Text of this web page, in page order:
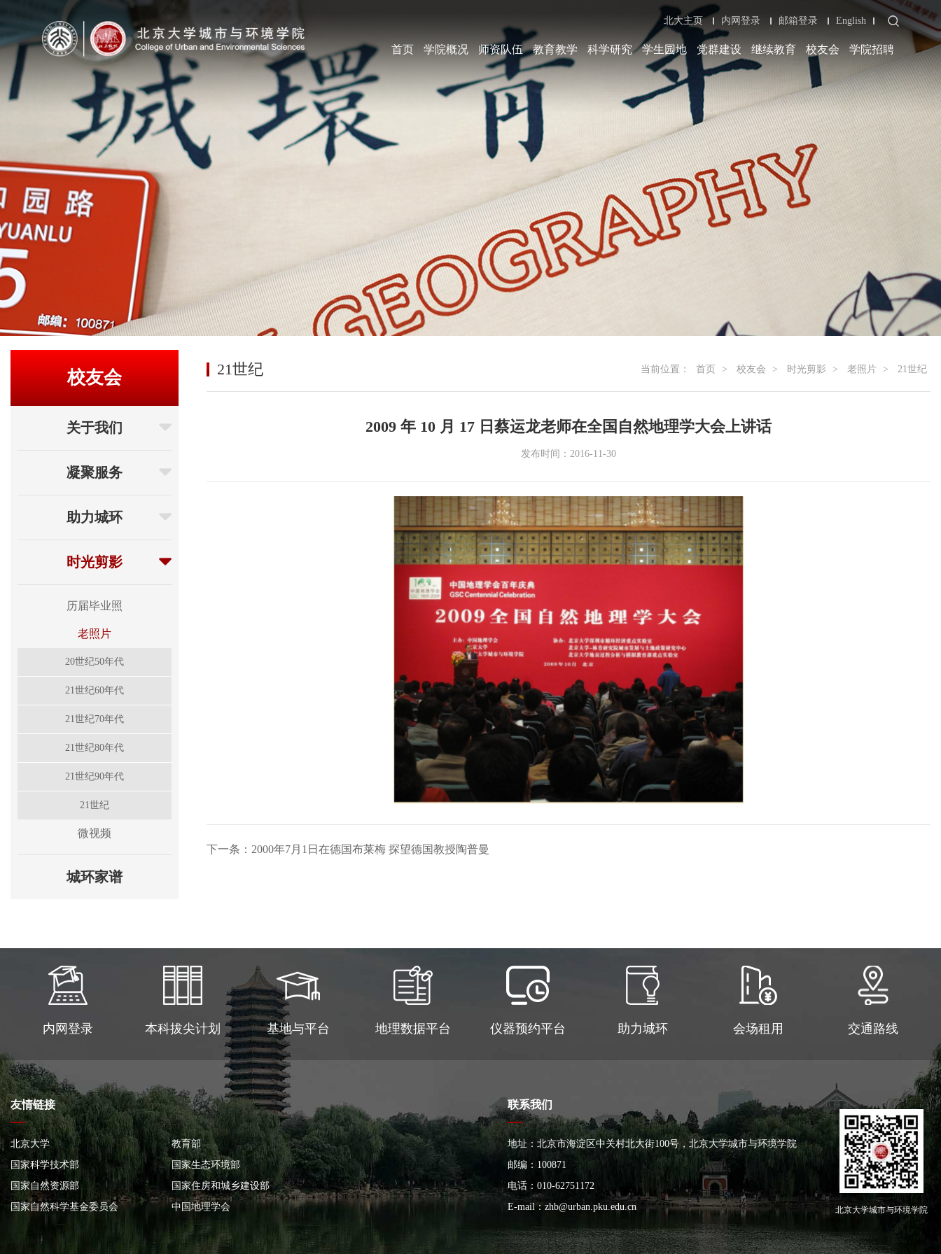
北大主页 内网登录 邮箱登录 English
首页 学院概况 师资队伍 教育教学 科学研究 学生园地 党群建设 继续教育 校友会 学院招聘
校友会
关于我们
凝聚服务
助力城环
时光剪影
历届毕业照
老照片
20世纪50年代
21世纪60年代
21世纪70年代
21世纪80年代
21世纪90年代
21世纪
微视频
城环家谱
21世纪 当前位置： 首页 > 校友会 > 时光剪影 > 老照片 > 21世纪
2009 年 10 月 17 日蔡运龙老师在全国自然地理学大会上讲话
发布时间：2016-11-30
下一条：2000年7月1日在德国布莱梅 探望德国教授陶普曼
内网登录 本科拔尖计划 基地与平台 地理数据平台 仪器预约平台 助力城环 会场租用 交通路线
友情链接
北京大学
教育部
国家科学技术部
国家生态环境部
国家自然资源部
国家住房和城乡建设部
国家自然科学基金委员会
中国地理学会
联系我们
地址：北京市海淀区中关村北大街100号，北京大学城市与环境学院
大楼
邮编：100871
电话：010-62751172
E-mail： zhb@urban.pku.edu.cn 北京大学城市与环境学院